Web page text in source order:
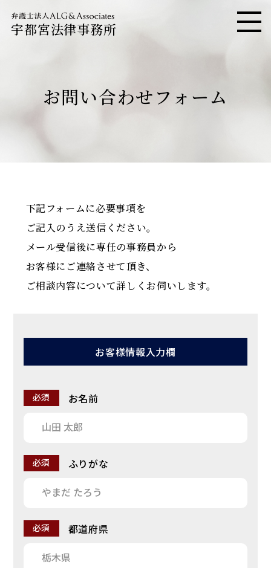
宇都宮法律事務所
お問い合わせフォーム
下記フォームに必要事項を
ご記入のうえ送信ください。
メール受信後に専任の事務員から
お客様にご連絡させて頂き、
ご相談内容について詳しくお伺いします。
お客様情報入力欄
必須 お名前
必須 ふりがな
必須 都道府県